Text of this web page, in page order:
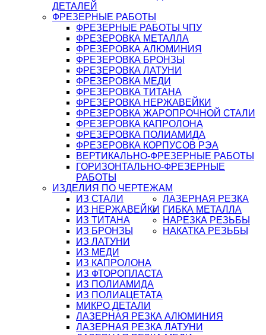
ДЕТАЛЕЙ
ФРЕЗЕРНЫЕ РАБОТЫ
ФРЕЗЕРНЫЕ РАБОТЫ ЧПУ
ФРЕЗЕРОВКА МЕТАЛЛА
ФРЕЗЕРОВКА АЛЮМИНИЯ
ФРЕЗЕРОВКА БРОНЗЫ
ФРЕЗЕРОВКА ЛАТУНИ
ФРЕЗЕРОВКА МЕДИ
ФРЕЗЕРОВКА ТИТАНА
ФРЕЗЕРОВКА НЕРЖАВЕЙКИ
ФРЕЗЕРОВКА ЖАРОПРОЧНОЙ СТАЛИ
ФРЕЗЕРОВКА КАПРОЛОНА
ФРЕЗЕРОВКА ПОЛИАМИДА
ФРЕЗЕРОВКА КОРПУСОВ РЭА
ВЕРТИКАЛЬНО-ФРЕЗЕРНЫЕ РАБОТЫ
ГОРИЗОНТАЛЬНО-ФРЕЗЕРНЫЕ
РАБОТЫ
ИЗДЕЛИЯ ПО ЧЕРТЕЖАМ
ИЗ СТАЛИ
ИЗ НЕРЖАВЕЙКИ
ИЗ ТИТАНА
ИЗ БРОНЗЫ
ИЗ ЛАТУНИ
ИЗ МЕДИ
ИЗ КАПРОЛОНА
ИЗ ФТОРОПЛАСТА
ИЗ ПОЛИАМИДА
ИЗ ПОЛИАЦЕТАТА
МИКРО ДЕТАЛИ
ЛАЗЕРНАЯ РЕЗКА
ЛАЗЕРНАЯ РЕЗКА АЛЮМИНИЯ
ЛАЗЕРНАЯ РЕЗКА ЛАТУНИ
ГИБКА МЕТАЛЛА
НАРЕЗКА РЕЗЬБЫ
НАКАТКА РЕЗЬБЫ